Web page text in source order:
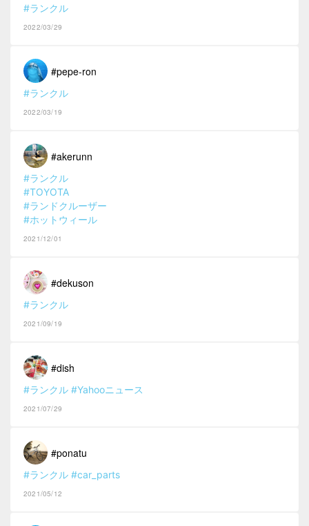
#ランクル
2022/03/29
#pepe-ron
#ランクル
2022/03/19
#akerunn
#ランクル
#TOYOTA
#ランドクルーザー
#ホットウィール
2021/12/01
#dekuson
#ランクル
2021/09/19
#dish
#ランクル #Yahooニュース
2021/07/29
#ponatu
#ランクル #car_parts
2021/05/12